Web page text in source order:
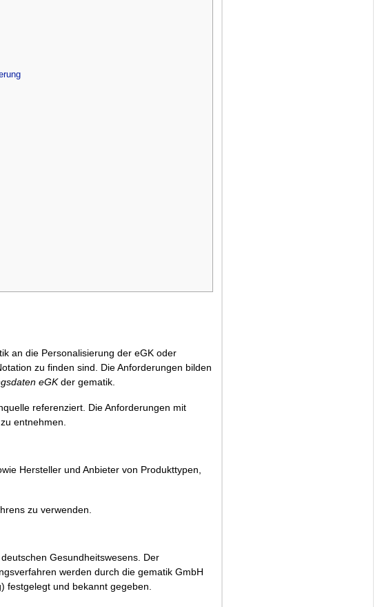
an die Personalisierung der eGK oder
zu finden sind. Die Anforderungen bilden
eGKder gematik.
referenziert. Die Anforderungen mit
entnehmen.
Hersteller und Anbieter von Produkttypen,
zu verwenden.
Gesundheitswesens. Der
werden durch die gematik GmbH
festgelegt und bekannt gegeben.